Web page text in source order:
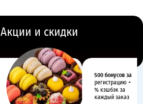
Акции и скидки
500 бонусов за
регистрацию +
% кэшбэк за
каждый заказ